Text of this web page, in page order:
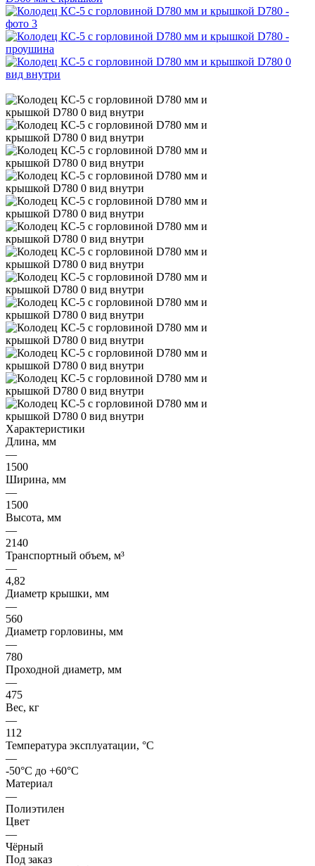
Характеристики
Длина, мм
—
1500
Ширина, мм
—
1500
Высота, мм
—
2140
Транспортный объем, м³
—
4,82
Диаметр крышки, мм
—
560
Диаметр горловины, мм
—
780
Проходной диаметр, мм
—
475
Вес, кг
—
112
Температура эксплуатации, °C
—
-50°C до +60°C
Материал
—
Полиэтилен
Цвет
—
Чёрный
Под заказ